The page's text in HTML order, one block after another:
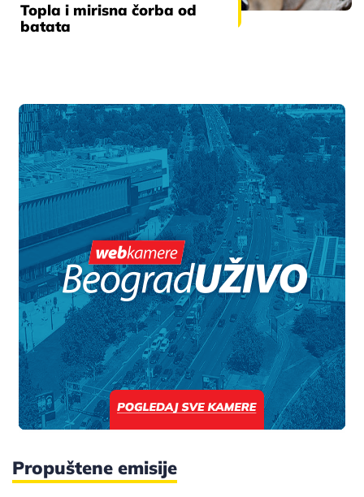
Topla i mirisna čorba od
batata
Propuštene emisije